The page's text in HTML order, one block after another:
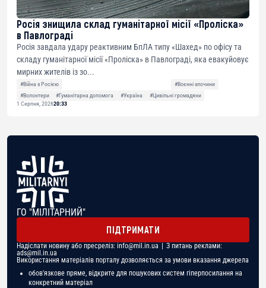
Росія знищила склад гуманітарної місії «Проліска»
в Павлограді
Росія завдала удару реактивним БпЛА типу «Шахед» по офісу та
складу гуманітарної місії «Проліска» в Павлограді, яка евакуйовує
мирних жителів із зо...
#Війна з Росією
#Воєнні злочини
#Волонтери
#Гуманітарна допомога #Україна
#Цивільні громадяни
1 Серпня, 202620:33
ГО "МІЛІТАРНИЙ"
ПІДТРИМАТИ
Надіслати новину або пресреліз: info@mil.in.ua | З питань реклами:
ads@mil.in.ua
Використання матеріалів порталу дозволяється за умови вказання джерела
обов'язкове пряме, відкрите для пошукових систем гіперпосилання на
конкретний матеріал